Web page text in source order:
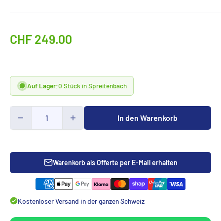
Sonderpreis
CHF 249.00
Auf Lager:0 Stück in Spreitenbach
In den Warenkorb
Warenkorb als Offerte per E-Mail erhalten
Kostenloser Versand in der ganzen Schweiz